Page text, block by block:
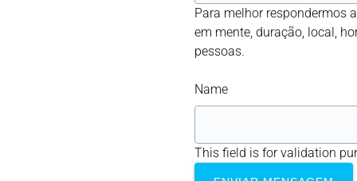
Para melhor respondermos
em mente, duração, local,
pessoas.
Name
This field is for validation